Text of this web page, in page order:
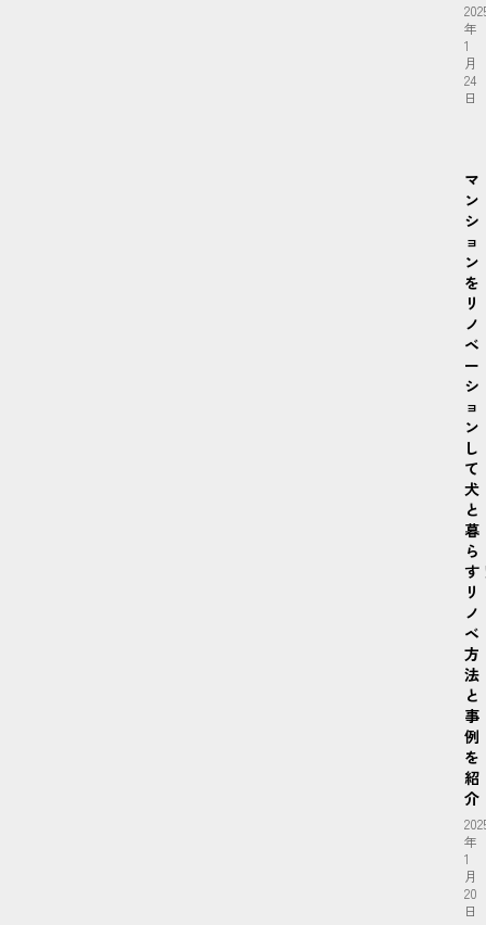
年
1
月
24
日
マ
ン
シ
ョ
ン
を
リ
ノ
ベ
ー
シ
ョ
ン
し
て
犬
と
暮
ら
す
リ
ノ
ベ
方
法
と
事
例
を
紹
介
年
1
月
20
日